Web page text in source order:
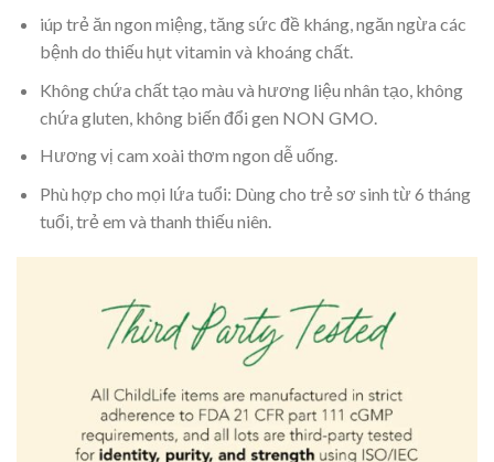
iúp trẻ ăn ngon miệng, tăng sức đề kháng, ngăn ngừa các
bệnh do thiếu hụt vitamin và khoáng chất.
Không chứa chất tạo màu và hương liệu nhân tạo, không
chứa gluten, không biến đổi gen NON GMO.
Hương vị cam xoài thơm ngon dễ uống.
Phù hợp cho mọi lứa tuổi: Dùng cho trẻ sơ sinh từ 6 tháng
tuổi, trẻ em và thanh thiếu niên.